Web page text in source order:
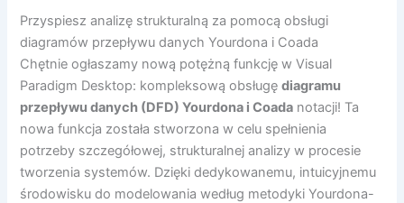
Przyspiesz analizę strukturalną za pomocą obsługi
diagramów przepływu danych Yourdona i Coada
Chętnie ogłaszamy nową potężną funkcję w Visual
Paradigm Desktop: kompleksową obsługędiagramu
przepływu danych (DFD) Yourdona i Coada notacji! Ta
nowa funkcja została stworzona w celu spełnienia
potrzeby szczegółowej, strukturalnej analizy w procesie
tworzenia systemów. Dzięki dedykowanemu, intuicyjnemu
środowisku do modelowania według metodyki Yourdona-